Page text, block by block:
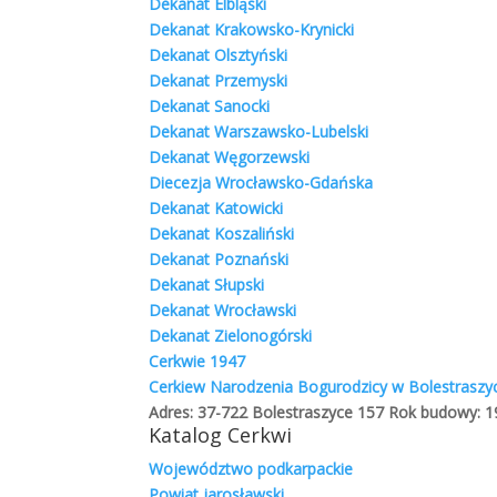
Dekanat Krakowsko-Krynicki
Dekanat Olsztyński
Dekanat Przemyski
Dekanat Sanocki
Dekanat Warszawsko-Lubelski
Dekanat Węgorzewski
Diecezja Wrocławsko-Gdańska
Dekanat Katowicki
Dekanat Koszaliński
Dekanat Poznański
Dekanat Słupski
Dekanat Wrocławski
Dekanat Zielonogórski
Cerkwie 1947
Cerkiew Narodzenia Bogurodzicy w
Adres: 37-722 Bolestraszyce 157 Rok budowy:
Katalog Cerkwi
Województwo podkarpackie
Stwierdzenia, które wynikły po
niemiecko-hitlerowskiej i które zostały wtedy
były następujące:
„Po klęsce wrześniowej w 1939 roku i po
spotkali się z brutalnym prześladowaniem.
problemy. Polacy uważali te tereny za
nacjonalistami, głosili swoje prawa do
władze sowieckie zapoczątkowały niszczenie
które legalnie działały w Drugiej
Nacjonalistów opuściła Wołyń i Galicję
Niemiecką. Liczyli oni na to, że pod
W walce o niepodległość Ukrainy największą
dwie frakcje: frakcja pod kierownictwem Andrija
przez Stepana Banderę, grupująca członków
nastawione były zdecydowanie antypolsko.
prawdzie, gdyż w dokumentach
państwa ukraińskiego na wszystkich etnicznych